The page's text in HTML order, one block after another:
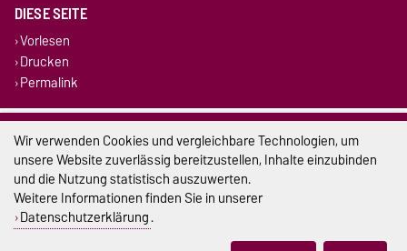
DIESE SEITE
Vorlesen
Drucken
Permalink
Impressum
Datenschutz
Barrierefreiheit
Cookie-Einstellungen
Wir verwenden Cookies und vergleichbare Technologien, um
unsere Website zuverlässig bereitzustellen, Inhalte einzubinden
und die Nutzung statistisch auszuwerten.
Weitere Informationen finden Sie in unserer
Datenschutzerklärung.